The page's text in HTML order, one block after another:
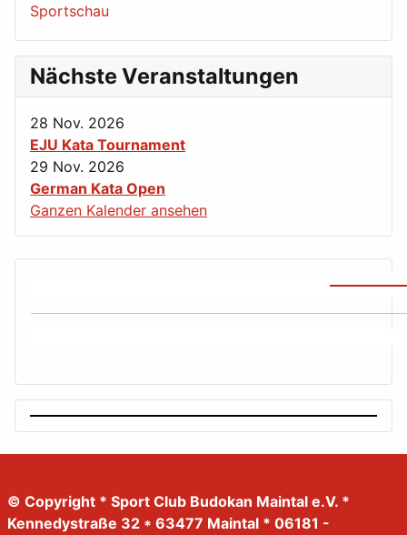
Sportschau
Nächste Veranstaltungen
28 Nov. 2026
EJU Kata Tournament
29 Nov. 2026
German Kata Open
Ganzen Kalender ansehen
© Copyright * Sport Club Budokan Maintal e.V. *
Kennedystraße 32 * 63477 Maintal * 06181 -